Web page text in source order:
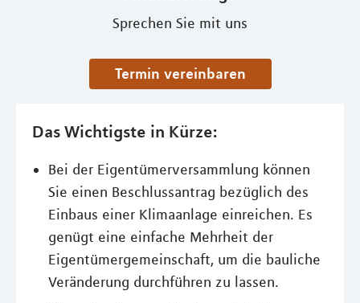
Sprechen Sie mit uns
Termin vereinbaren
Das Wichtigste in Kürze:
Bei der Eigentümerversammlung können
Sie einen Beschlussantrag bezüglich des
Einbaus einer Klimaanlage einreichen. Es
genügt eine einfache Mehrheit der
Eigentümergemeinschaft, um die bauliche
Veränderung durchführen zu lassen.